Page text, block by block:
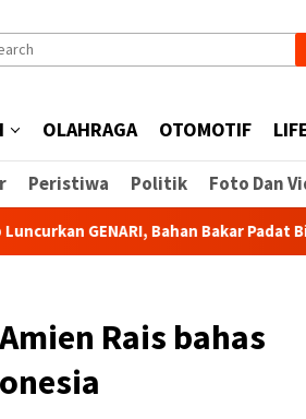
OLAHRAGA OTOMOTIF
Peristiwa Politik Foto Dan
GENARI, Bahan Bakar Padat
Rais bahas